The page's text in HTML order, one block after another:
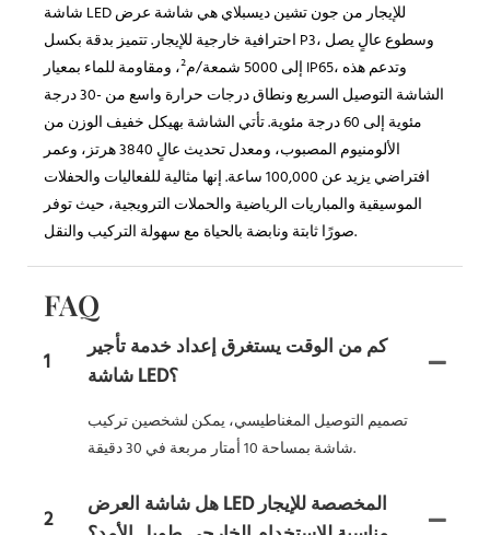
شاشة LED للإيجار من جون تشين ديسبلاي هي شاشة عرض
احترافية خارجية للإيجار. تتميز بدقة بكسل P3، وسطوع عالٍ يصل
إلى 5000 شمعة/م²، ومقاومة للماء بمعيار IP65، وتدعم هذه
الشاشة التوصيل السريع ونطاق درجات حرارة واسع من -30 درجة
مئوية إلى 60 درجة مئوية. تأتي الشاشة بهيكل خفيف الوزن من
الألومنيوم المصبوب، ومعدل تحديث عالٍ 3840 هرتز، وعمر
افتراضي يزيد عن 100,000 ساعة. إنها مثالية للفعاليات والحفلات
الموسيقية والمباريات الرياضية والحملات الترويجية، حيث توفر
صورًا ثابتة ونابضة بالحياة مع سهولة التركيب والنقل.
FAQ
1
كم من الوقت يستغرق إعداد خدمة تأجير
شاشة LED؟
تصميم التوصيل المغناطيسي، يمكن لشخصين تركيب
شاشة بمساحة 10 أمتار مربعة في 30 دقيقة.
2
هل شاشة العرض LED المخصصة للإيجار